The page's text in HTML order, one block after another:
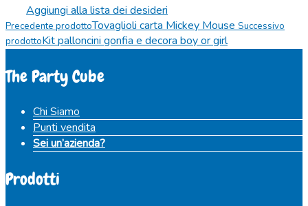
Aggiungi alla lista dei desideri
Precedente prodottoTovaglioli carta Mickey Mouse Successivo
prodottoKit palloncini gonfia e decora boy or girl
The Party Cube
Chi Siamo
Punti vendita
Sei un’azienda?
Prodotti